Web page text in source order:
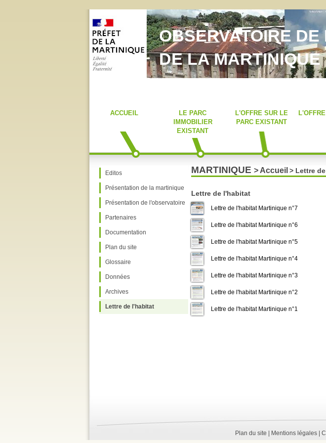
OBSERVATOIRE
DE LA MARTINIQUE
ACCUEIL
LE PARC
IMMOBILIER
EXISTANT
L'OFFRE SUR LE
PARC EXISTANT
Editos
Présentation de la martinique
Présentation de l'observatoire
Partenaires
Documentation
Plan du site
Glossaire
Données
Archives
Lettre de l'habitat
MARTINIQUE > Accueil > Lettre
Lettre de l'habitat
Lettre de l'habitat Martinique n°7
Lettre de l'habitat Martinique n°6
Lettre de l'habitat Martinique n°5
Lettre de l'habitat Martinique n°4
Lettre de l'habitat Martinique n°3
Lettre de l'habitat Martinique n°2
Lettre de l'habitat Martinique n°1
Plan du site | Mentions légales |